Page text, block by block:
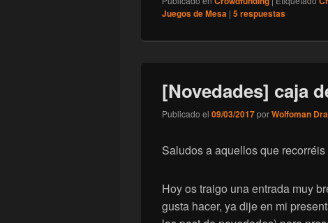
Juegos de Mesa | 5respuestas
[Novedades] caja
Publicado el 09/03/2017porWolfoman
Saludos a aquellos que
Hoy os traigo una entrada muy
gusta hacer, ya dije en mi